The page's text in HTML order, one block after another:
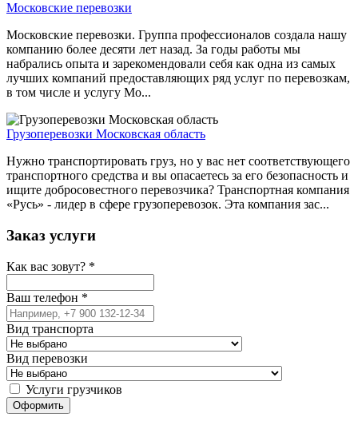
Московские перевозки
Московские перевозки. Группа профессионалов создала нашу
компанию более десяти лет назад. За годы работы мы
набрались опыта и зарекомендовали себя как одна из самых
лучших компаний предоставляющих ряд услуг по перевозкам,
в том числе и услугу Мо...
Грузоперевозки Московская область
Нужно транспортировать груз, но у вас нет соответствующего
транспортного средства и вы опасаетесь за его безопасность и
ищите добросовестного перевозчика? Транспортная компания
«Русь» - лидер в сфере грузоперевозок. Эта компания зас...
Заказ услуги
Как вас зовут? *
Ваш телефон *
Вид транспорта
Вид перевозки
Услуги грузчиков